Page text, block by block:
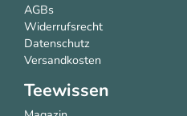
AGBs
Widerrufsrecht
Datenschutz
Versandkosten
Teewissen